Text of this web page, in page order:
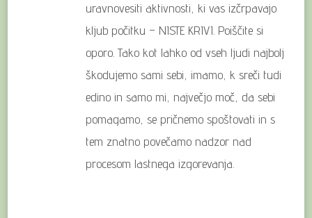
uravnovesiti aktivnosti, ki vas izčrpavajo
kljub počitku – NISTE KRIVI. Poiščite si
oporo. Tako kot lahko od vseh ljudi najbolj
škodujemo sami sebi, imamo, k sreči tudi
edino in samo mi, največjo moč, da sebi
pomagamo, se pričnemo spoštovati in s
tem znatno povečamo nadzor nad
procesom lastnega izgorevanja.